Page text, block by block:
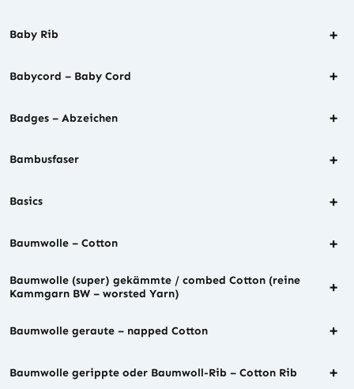
Baby Rib +
Babycord – Baby Cord +
Badges – Abzeichen +
Bambusfaser +
Basics +
Baumwolle – Cotton +
Baumwolle (super) gekämmte / combed Cotton (reine
Kammgarn BW – worsted Yarn)
+
Baumwolle geraute – napped Cotton +
Baumwolle gerippte oder Baumwoll-Rib – Cotton Rib +